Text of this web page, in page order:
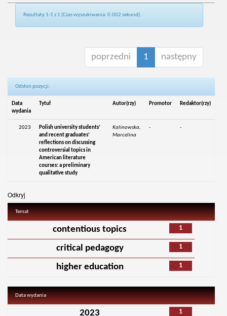
Rezultaty 1-1 z 1 (Czas wyszukiwania: 0.002 sekund).
poprzedni 1 następny
Odsłon pozycji:
Data
wydania
Tytuł Autor(rzy) Promotor Redaktor(rzy)
2023
Polish university students’
and recent graduates’
reflections on discussing
controversial topics in
American literature
courses: a preliminary
qualitative study
Kalinowska,
Marcelina
- -
Odkryj
Temat
1
contentious topics
1
critical pedagogy
1
higher education
Data wydania
1
2023